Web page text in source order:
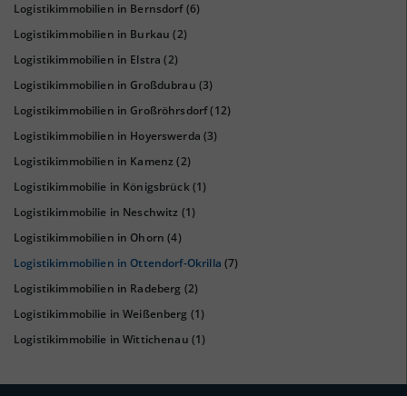
Euro pro Kopf
Kaufkraftindex
KAUFKRAFT - EURO PRO KOPF
20.484 €
22.651 €
Logistikimmobilien in Bernsdorf(6)
Logistikimmobilien in Burkau (2)
Logistikimmobilien in Elstra (2)
Logistikimmobilien in Großdubrau (3)
Logistikimmobilien in Großröhrsdorf(12)
Logistikimmobilien in Hoyerswerda (3)
Logistikimmobilien in Kamenz(2)
Logistikimmobilie in Königsbrück(1)
Logistikimmobilie in Neschwitz (1)
Logistikimmobilien in Ohorn (4)
Logistikimmobilien in Ottendorf-Okrilla (7)
Logistikimmobilien in Radeberg (2)
Logistikimmobilie in Weißenberg (1)
Logistikimmobilie in Wittichenau (1)